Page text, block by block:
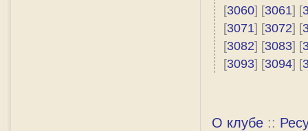
[3060] [3061] [
[3071] [3072] [
[3082] [3083] [
[3093] [3094] [
О клубе ::